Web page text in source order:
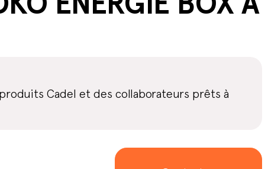
Cadel et des collaborateurs prêts à